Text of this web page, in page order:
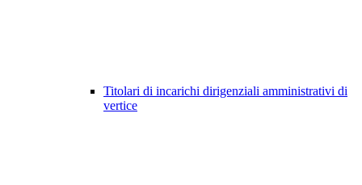
Titolari di incarichi dirigenziali amministrativi di
vertice